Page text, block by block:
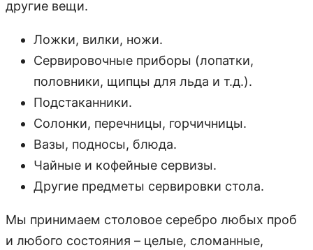
другие вещи.
Ложки, вилки, ножи.
Сервировочные приборы (лопатки,
половники, щипцы для льда и т.д.).
Подстаканники.
Солонки, перечницы, горчичницы.
Вазы, подносы, блюда.
Чайные и кофейные сервизы.
Другие предметы сервировки стола.
Мы принимаем столовое серебро любых проб
и любого состояния – целые, сломанные,